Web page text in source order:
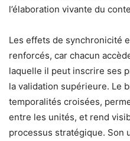
l’élaboration vivante du
Les effets de synchronicité
renforcés, car chacun
laquelle il peut inscrire ses
la validation supérieure. Le
temporalités croisées,
entre les unités, et rend
processus stratégique. Son